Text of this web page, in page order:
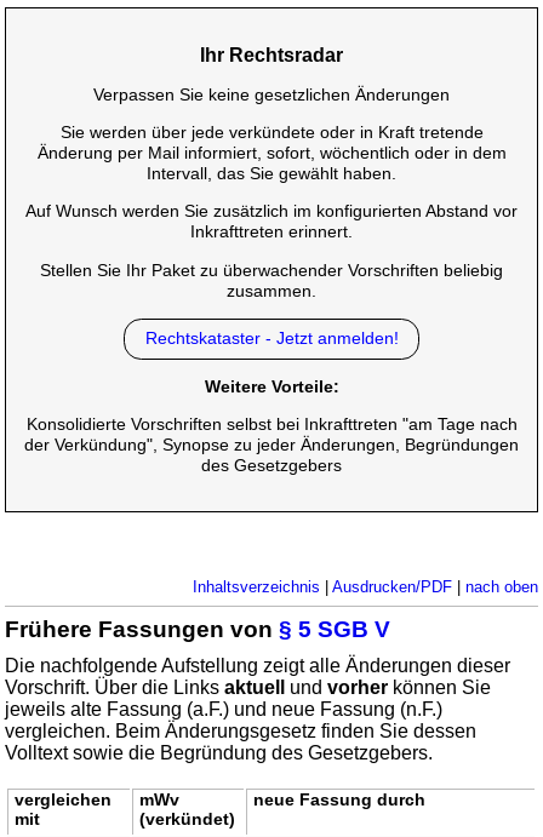
Ihr Rechtsradar
Verpassen Sie keine gesetzlichen Änderungen
Sie werden über jede verkündete oder in Kraft tretende
Änderung per Mail informiert, sofort, wöchentlich oder in dem
Intervall, das Sie gewählt haben.
Auf Wunsch werden Sie zusätzlich im konfigurierten Abstand vor
Inkrafttreten erinnert.
Stellen Sie Ihr Paket zu überwachender Vorschriften beliebig
zusammen.
Rechtskataster - Jetzt anmelden!
Weitere Vorteile:
Konsolidierte Vorschriften selbst bei Inkrafttreten "am Tage nach
der Verkündung", Synopse zu jeder Änderungen, Begründungen
des Gesetzgebers
Inhaltsverzeichnis Ausdrucken/PDF| nach oben
Frühere Fassungen von§ 5 SGB V
Die nachfolgende Aufstellung zeigt alle Änderungen dieser
Vorschrift. Über die Linksaktuell undvorher können Sie
jeweils alte Fassung (a.F.) und neue Fassung (n.F.)
vergleichen. Beim Änderungsgesetz finden Sie dessen
Volltext sowie die Begründung des Gesetzgebers.
vergleichen
mit
mWv
(verkündet)
neue Fassung durch